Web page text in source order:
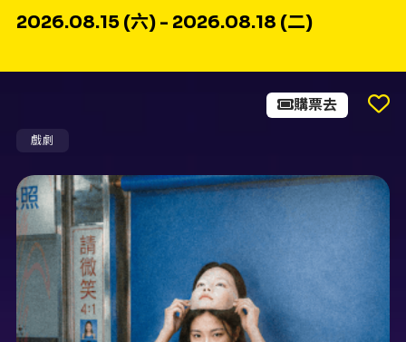
2026.08.15 (六) - 2026.08.18 (二)
戲劇
購票去